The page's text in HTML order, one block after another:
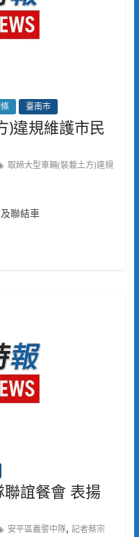
臺南市
)違規維護市民
取締大型車輛(裝載土方)違規
聯結車
誼餐會 表揚
安平區義警中隊, 記者蔡宗